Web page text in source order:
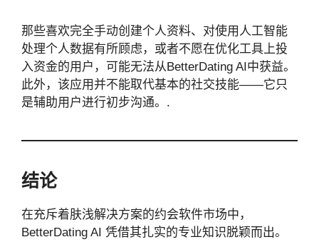
那些喜欢完全手动创建个人资料、对使用人工智能
处理个人数据有所顾虑，或者不愿在优化工具上投
入资金的用户，可能无法从BetterDating AI中获益。
此外，该应用并不能取代基本的社交技能——它只
是辅助用户进行初步沟通。.
结论
在充斥着肤浅解决方案的约会软件市场中，
BetterDating AI 凭借其扎实的专业知识脱颖而出。